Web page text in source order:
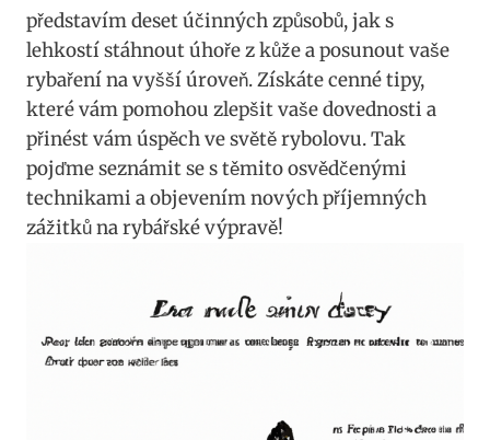
představím deset účinných způsobů, jak s
lehkostí stáhnout úhoře z kůže a posunout vaše
rybaření na vyšší úroveň. Získáte cenné tipy,
které vám pomohou zlepšit vaše dovednosti a
přinést vám úspěch ve světě rybolovu. Tak
pojďme seznámit se s těmito osvědčenými
technikami a objevením nových příjemných
zážitků na rybářské výpravě!